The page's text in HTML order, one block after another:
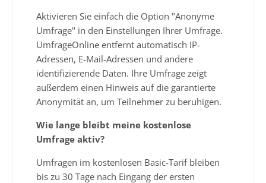
Aktivieren Sie einfach die Option "Anonyme
Umfrage" in den Einstellungen Ihrer Umfrage.
UmfrageOnline entfernt automatisch IP-
Adressen, E-Mail-Adressen und andere
identifizierende Daten. Ihre Umfrage zeigt
außerdem einen Hinweis auf die garantierte
Anonymität an, um Teilnehmer zu beruhigen.
Wie lange bleibt meine kostenlose
Umfrage aktiv?
Umfragen im kostenlosen Basic-Tarif bleiben
bis zu 30 Tage nach Eingang der ersten